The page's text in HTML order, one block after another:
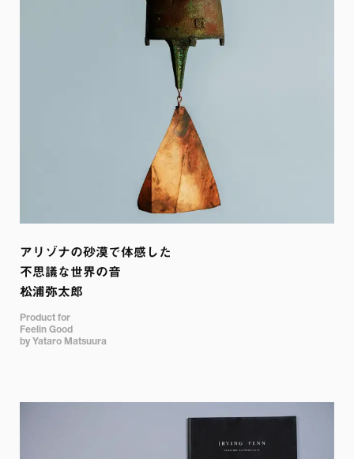
アリゾナの砂漠で体感した
不思議な世界の音
松浦弥太郎
Product for
Feelin Good
by Yataro Matsuura